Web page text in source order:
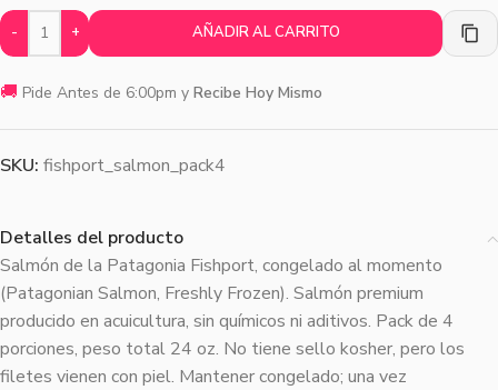
- + AÑADIR AL CARRITO
🚚 Pide Antes de 6:00pm y Recibe Hoy Mismo
SKU: fishport_salmon_pack4
Detalles del producto
Salmón de la Patagonia Fishport, congelado al momento
(Patagonian Salmon, Freshly Frozen). Salmón premium
producido en acuicultura, sin químicos ni aditivos. Pack de 4
porciones, peso total 24 oz. No tiene sello kosher, pero los
filetes vienen con piel. Mantener congelado; una vez